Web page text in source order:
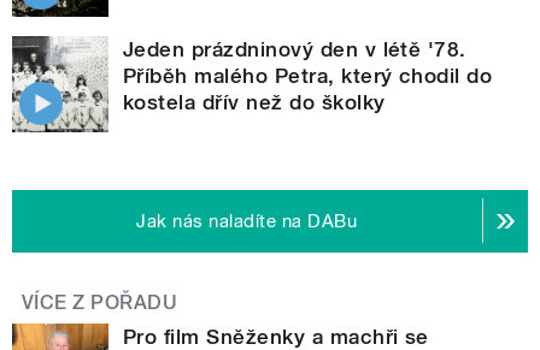
Jeden prázdninový den v létě '78.
Příběh malého Petra, který chodil do
kostela dřív než do školky
Jak nás naladíte na DABu
VÍCE Z POŘADU
Pro film Sněženky a machři se